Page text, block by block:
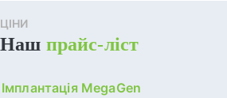
ЦІНИ
Наш прайс-ліст
Імплантація MegaGen